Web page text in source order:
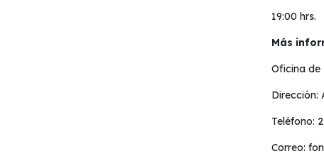
19:00 hrs.
Más
Oficina de
Dirección:
Teléfono:
Correo: